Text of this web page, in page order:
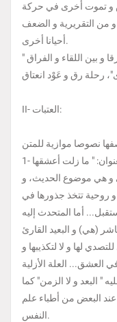
و تموت أخرى في حركة
و من التقريرية و الضعف
أحيانا أخرى.
و بين اللقاء و الفراق "
II- العتبات:
و هي موضوع الحديث، و
روحية تتخذ جذورها في
أما المتحدث إليه
لها و لا لتكذيبها و
العشق... العلة الأزلية
" البعد و لا الزمن" كما
البعض من أطباء علم
النفس.